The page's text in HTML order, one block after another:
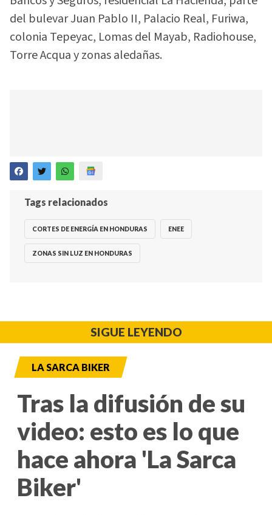
del bulevar Juan Pablo II, Palacio Real, Furiwa,
colonia Tepeyac, Lomas del Mayab, Radiohouse,
Torre Acqua y zonas aledañas.
Tags relacionados
CORTES DE ENERGÍA EN HONDURAS ENEE
ZONAS SIN LUZ EN HONDURAS
SIGUE LEYENDO
LA SARCA BIKER
Tras la difusión de su
video: esto es lo que
hace ahora 'La Sarca
Biker'